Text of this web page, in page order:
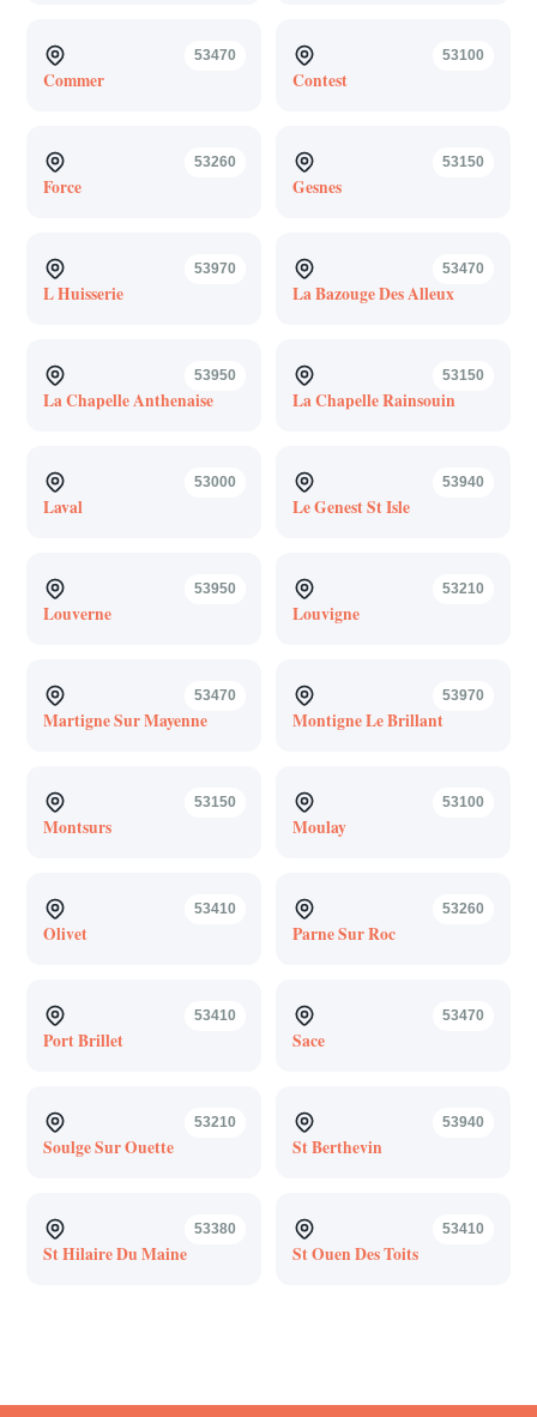
53470
Commer
53100
Contest
53260
Force
53150
Gesnes
53970
L Huisserie
53470
La Bazouge Des Alleux
53950
La Chapelle Anthenaise
53150
La Chapelle Rainsouin
53000
Laval
53940
Le Genest St Isle
53950
Louverne
53210
Louvigne
53470
Martigne Sur Mayenne
53970
Montigne Le Brillant
53150
Montsurs
53100
Moulay
53410
Olivet
53260
Parne Sur Roc
53410
Port Brillet
53470
Sace
53210
Soulge Sur Ouette
53940
St Berthevin
53380
St Hilaire Du Maine
53410
St Ouen Des Toits